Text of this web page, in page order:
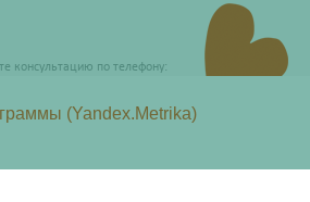
консультацию по телефону:
(Yandex.Metrika)